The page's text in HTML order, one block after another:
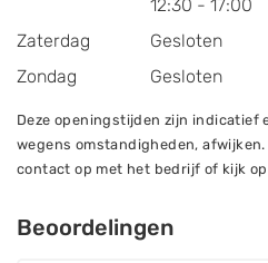
12:30 - 17:00
Zaterdag
Gesloten
Zondag
Gesloten
Deze openingstijden zijn indicatief
wegens omstandigheden, afwijken.
contact op met het bedrijf of kijk
Beoordelingen